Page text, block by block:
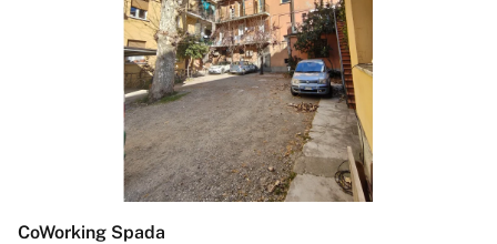
CoWorking Spada